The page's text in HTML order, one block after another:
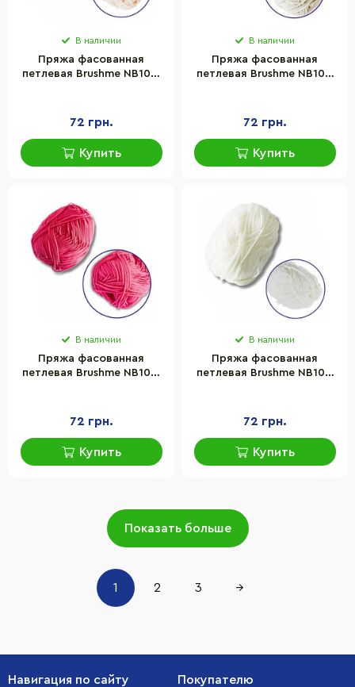
В наличии
Пряжа фасованная
петлевая Brushme NB108,
кожи
72 грн.
Купить
В наличии
Пряжа фасованная
петлевая Brushme NB107,
бежевый
72 грн.
Купить
В наличии
Пряжа фасованная
петлевая Brushme NB103,
персиковая пудра
72 грн.
Купить
В наличии
Пряжа фасованная
петлевая Brushme NB101,
молочно-белый
72 грн.
Купить
Показать больше
1 2 3 →
Навигация по сайту Покупателю